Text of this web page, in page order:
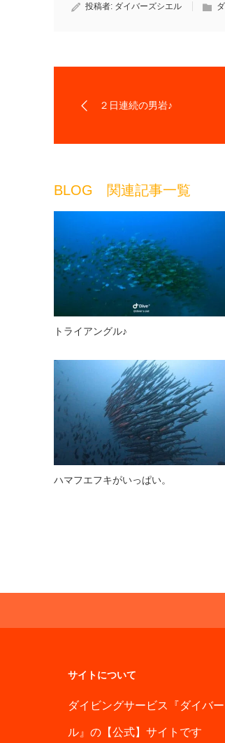
投稿者: ダイバーズシエル
２日連続の男岩♪
BLOG 関連記事一覧
トライアングル♪
ハマフエフキがいっぱい。
サイトについて
ダイビングサービス『ダイバ
ル』の【公式】サイトです